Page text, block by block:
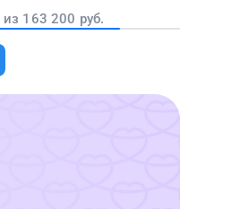
из 163 200 руб.